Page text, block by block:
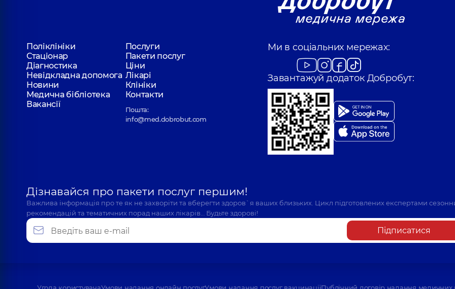
Поліклініки
Послуги
Стаціонар
Пакети послуг
Діагностика
Ціни
Невідкладна допомога Лікарі
Новини
Клініки
Медична бібліотека
Контакти
Вакансії
Пошта:
info@med.dobrobut.com
Ми в соціальних мережах:
Завантажуй додаток Добробут:
Дізнавайся про пакети послуг першим!
Важлива інформація про те як не захворіти та вберегти здоров`я ваших близьких. Цикл підготовлених експертами
рекомендацій та тематичних порад наших лікарів… Будьте здорові!
Підписатися